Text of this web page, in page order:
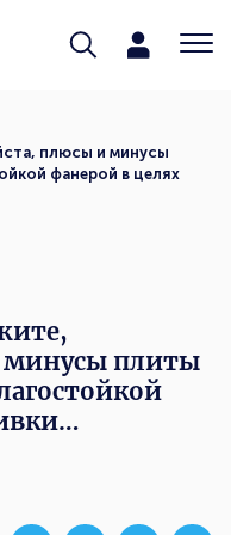
плюсы и минусы
фанерой в целях
минусы плиты